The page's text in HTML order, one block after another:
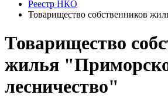
Реестр НКО
Товарищество собственников
Товарищество
жилья
лесничество"